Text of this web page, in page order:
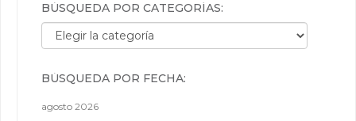
BÚSQUEDA POR CATEGORÍAS:
Búsqueda por categorías:
BÚSQUEDA POR FECHA:
agosto 2026